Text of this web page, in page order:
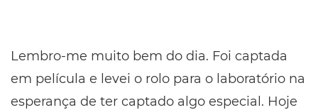
Lembro-me muito bem do dia. Foi captada
em película e levei o rolo para o laboratório na
esperança de ter captado algo especial. Hoje